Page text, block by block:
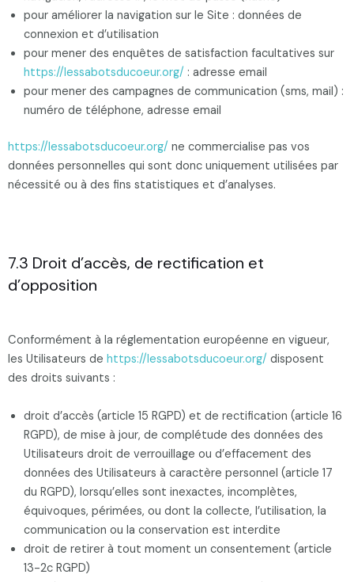
pour améliorer la navigation sur le Site : données de
connexion et d’utilisation
pour mener des enquêtes de satisfaction facultatives sur
https://lessabotsducoeur.org/ : adresse email
pour mener des campagnes de communication (sms, mail) :
numéro de téléphone, adresse email
https://lessabotsducoeur.org/ ne commercialise pas vos
données personnelles qui sont donc uniquement utilisées par
nécessité ou à des fins statistiques et d’analyses.
7.3 Droit d’accès, de rectification et
d’opposition
Conformément à la réglementation européenne en vigueur,
les Utilisateurs de https://lessabotsducoeur.org/ disposent
des droits suivants :
droit d’accès (article 15 RGPD) et de rectification (article 16
RGPD), de mise à jour, de complétude des données des
Utilisateurs droit de verrouillage ou d’effacement des
données des Utilisateurs à caractère personnel (article 17
du RGPD), lorsqu’elles sont inexactes, incomplètes,
équivoques, périmées, ou dont la collecte, l’utilisation, la
communication ou la conservation est interdite
droit de retirer à tout moment un consentement (article
13-2c RGPD)